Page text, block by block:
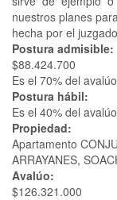
nuestros planes
hecha por el
Postura admisible:
$88.424.700
Es el 70% del
Postura hábil:
Es el 40% del
Propiedad:
Apartamento
ARRAYANES,
Avalúo:
$126.321.000